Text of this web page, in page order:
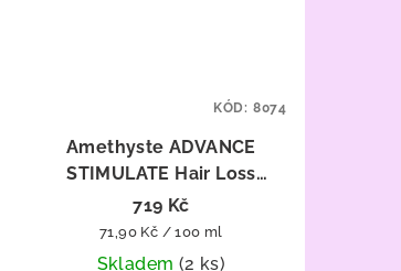
Amethyste ADVANCE
STIMULATE Hair Loss
Control Shampoo - šampon
proti vypadávání vlasů 1000
719 Kč
Měrná
cena:
71,90 Kč / 100 ml
Skladem (2 ks)
KÓD: 8074